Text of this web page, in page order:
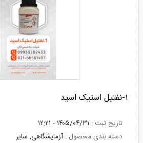
۱-نفتیل استیک اسید
تاریخ ثبت : ۱۴۰۵/۰۴/۳۱ - ۱۲:۲۱
دسته بندی محصول : آزمایشگاهی, سایر